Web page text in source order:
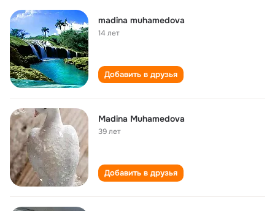
madina muhamedova
14 лет
Добавить в друзья
Madina Muhamedova
39 лет
Добавить в друзья